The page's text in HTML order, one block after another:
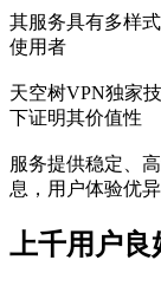
其服务具有多样
使用者
天空树VPN独家
下证明其价值性
服务提供稳定、
息，用户体验优
上千用户良